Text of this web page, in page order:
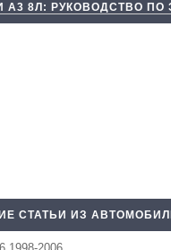
А3 8Л: РУКОВОДСТВО ПО
СТАТЬИ ИЗ